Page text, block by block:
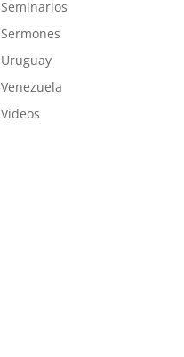
Seminarios
Sermones
Uruguay
Venezuela
Videos